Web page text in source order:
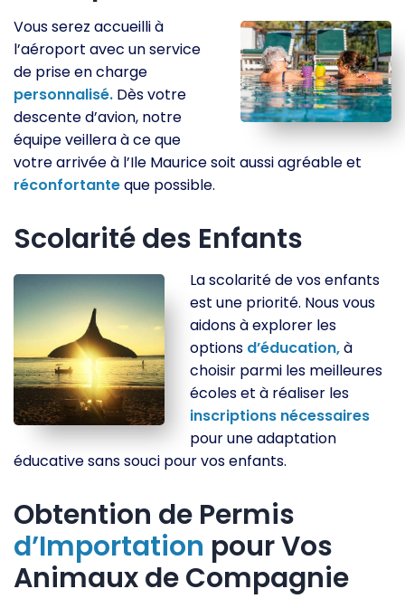
Vous serez accueilli à
l’aéroport avec un service
de prise en charge
personnalisé. Dès votre
descente d’avion, notre
équipe veillera à ce que
votre arrivée à l’Ile Maurice soit aussi agréable et
réconfortanteque possible.
Scolarité des Enfants
La scolarité de vos enfants
est une priorité. Nous vous
aidons à explorer les
options d’éducation,à
choisir parmi les meilleures
écoles et à réaliser les
inscriptions nécessaires
pour une adaptation
éducative sans souci pour vos enfants.
Obtention de Permis
d’Importation pour Vos
Animaux de Compagnie